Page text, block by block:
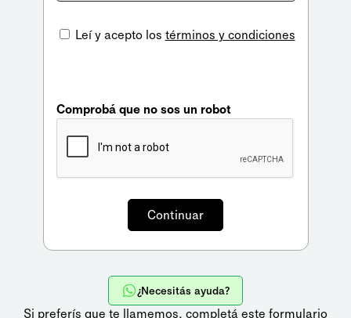
Leí y acepto los términos y condiciones
Comprobá que no sos un robot
¿Necesitás ayuda?
Si preferís que te llamemos, completá este formulario